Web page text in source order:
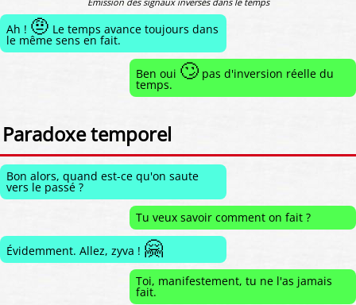
Ah ! 🤨 Le temps avance toujours dans
le même sens en fait.
Ben oui 🙄 pas d'inversion réelle du
temps.
Paradoxe temporel
Bon alors, quand est-ce qu'on saute
vers le passé ?
Tu veux savoir comment on fait ?
Évidemment. Allez, zyva ! 🤗
Toi, manifestement, tu ne l'as jamais
fait.